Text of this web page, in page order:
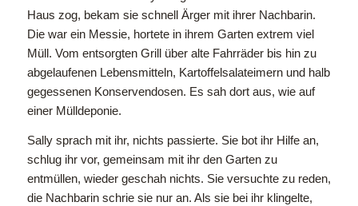
Haus zog, bekam sie schnell Ärger mit ihrer Nachbarin.
Die war ein Messie, hortete in ihrem Garten extrem viel
Müll. Vom entsorgten Grill über alte Fahrräder bis hin zu
abgelaufenen Lebensmitteln, Kartoffelsalateimern und halb
gegessenen Konservendosen. Es sah dort aus, wie auf
einer Mülldeponie.
Sally sprach mit ihr, nichts passierte. Sie bot ihr Hilfe an,
schlug ihr vor, gemeinsam mit ihr den Garten zu
entmüllen, wieder geschah nichts. Sie versuchte zu reden,
die Nachbarin schrie sie nur an. Als sie bei ihr klingelte,